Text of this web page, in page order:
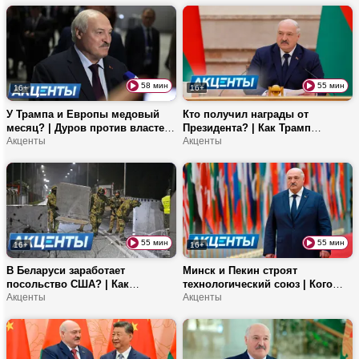
за границей?
чествовали на «Дажынках»?
16+ 58 мин
У Трампа и Европы медовый
месяц? | Дуров против властей
Молдовы! | Как блогеры
Акценты
16+ 55 мин
Кто получил награды от
Президента? | Как Трамп
нарушил все протоколы
прошло на ура!
Акценты
16+ 55 мин
В Беларуси заработает
посольство США? | Как
Telegram повлиял на протесты
студенческих общежитий? |
Минск отпраздновал 958-летие!
Акценты
16+ 55 мин
Минск и Пекин строят
технологический союз | Кого
бомбит после саммита ШОС? |
Акценты